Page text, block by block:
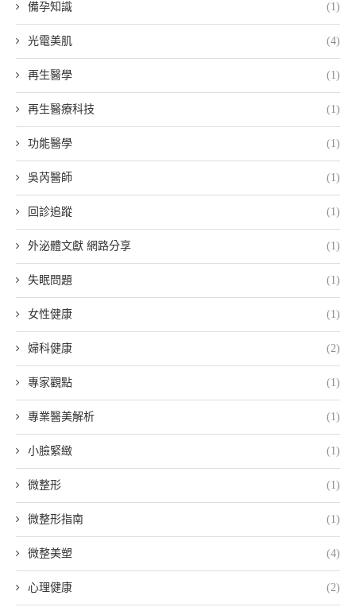
備孕知識 (1)
光電美肌 (4)
再生醫學 (1)
再生醫療科技 (1)
功能醫學 (1)
吳芮醫師 (1)
回診追蹤 (1)
外泌體文獻 網路分享 (1)
失眠問題 (1)
女性健康 (1)
婦科健康 (2)
專家觀點 (1)
專業醫美解析 (1)
小臉緊緻 (1)
微整形 (1)
微整形指南 (1)
微整美塑 (4)
心理健康 (2)